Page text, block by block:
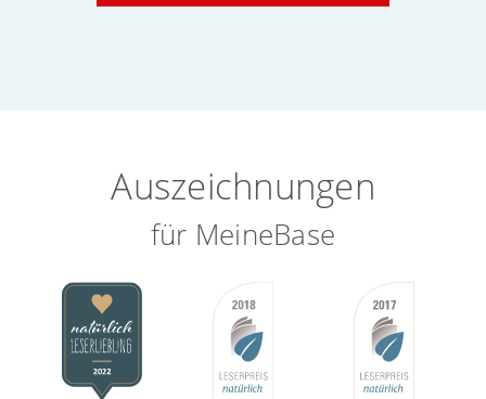
Auszeichnungen
für MeineBase